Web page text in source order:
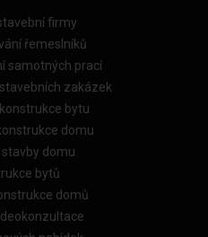
firmy
řemeslníků
samotných prací
zakázek
bytu
domu
stavby domu
bytů
domů